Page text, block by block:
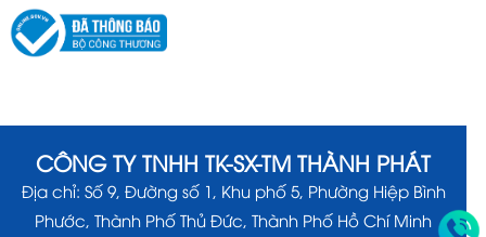
CÔNG TY TNHH TK-SX-TM THÀNH PHÁT
Địa chỉ: Số 9, Đường số 1, Khu phố 5, Phường Hiệp Bình
Phước, Thành Phố Thủ Đức, Thành Phố Hồ Chí Minh